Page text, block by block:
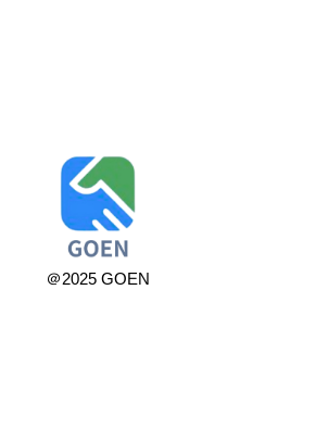
＠2025 GOEN